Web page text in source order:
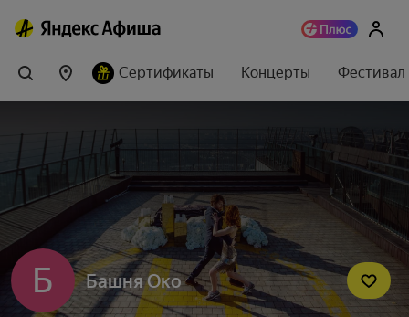
Сертификаты Концерты
Б Башня Око